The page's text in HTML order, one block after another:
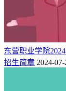
2、医学影
3、临床医学
4、麻醉学
5、预防医学
东营职业学院
招生简章 2024-07-